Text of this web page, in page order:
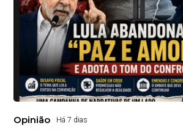
Opinião Há 7 dias